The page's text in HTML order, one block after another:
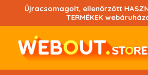
tartalomhoz!
Újracsomagolt, ellenőrzött
TERMÉKEK